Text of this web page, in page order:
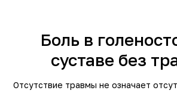
Боль в
суставе без
Отсутствие травмы не означает